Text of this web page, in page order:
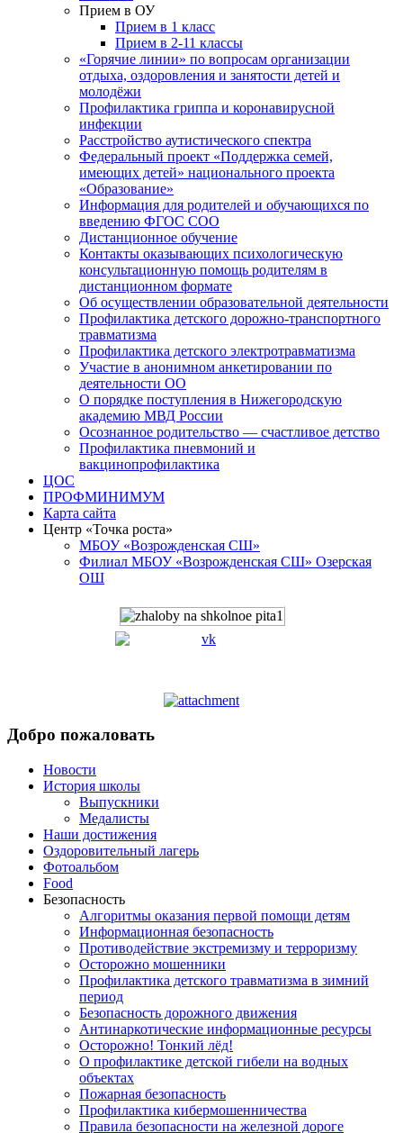
Прием в ОУ
Прием в 1 класс
Прием в 2-11 классы
«Горячие линии» по вопросам организации
отдыха, оздоровления и занятости детей и
молодёжи
Профилактика гриппа и коронавирусной
инфекции
Расстройство аутистического спектра
Федеральный проект «Поддержка семей,
имеющих детей» национального проекта
«Образование»
Информация для родителей и обучающихся по
введению ФГОС СОО
Дистанционное обучение
Контакты оказывающих психологическую
консультационную помощь родителям в
дистанционном формате
Об осуществлении образовательной деятельности
Профилактика детского дорожно-транспортного
травматизма
Профилактика детского электротравматизма
Участие в анонимном анкетировании по
деятельности ОО
О порядке поступления в Нижегородскую
академию МВД России
Осознанное родительство — счастливое детство
Профилактика пневмоний и
вакцинопрофилактика
ЦОС
ПРОФМИНИМУМ
Карта сайта
Центр «Точка роста»
МБОУ «Возрожденская СШ»
Филиал МБОУ «Возрожденская СШ» Озерская
ОШ
Добро пожаловать
Новости
История школы
Выпускники
Медалисты
Наши достижения
Оздоровительный лагерь
Фотоальбом
Food
Безопасность
Алгоритмы оказания первой помощи детям
Информационная безопасность
Противодействие экстремизму и терроризму
Осторожно мошенники
Профилактика детского травматизма в зимний
период
Безопасность дорожного движения
Антинаркотические информационные ресурсы
Осторожно! Тонкий лёд!
О профилактике детской гибели на водных
объектах
Пожарная безопасность
Профилактика кибермошенничества
Правила безопасности на железной дороге